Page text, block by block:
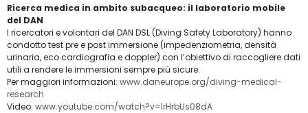
Ricerca medica in ambito subacqueo: il laboratorio mobile
del DAN
I ricercatori e volontari del DAN DSL (Diving Safety Laboratory) hanno
condotto test pre e post immersione (impedenziometria, densità
urinaria, eco cardiografia e doppler) con l’obiettivo di raccogliere dati
utili a rendere le immersioni sempre più sicure.
Per maggiori informazioni: www.daneurope.org/diving-medical-
research
Video: www.youtube.com/watch?v=IrHrbUs08dA